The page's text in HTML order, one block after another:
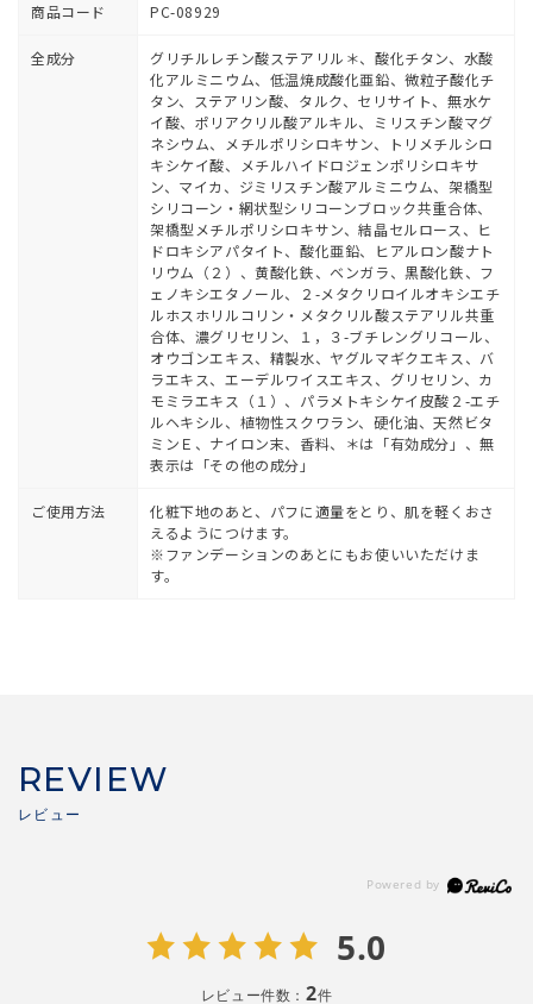
商品コード PC-08929
全成分
グリチルレチン酸ステアリル＊、酸化チタン、水酸
化アルミニウム、低温焼成酸化亜鉛、微粒子酸化チ
タン、ステアリン酸、タルク、セリサイト、無水ケ
イ酸、ポリアクリル酸アルキル、ミリスチン酸マグ
ネシウム、メチルポリシロキサン、トリメチルシロ
キシケイ酸、メチルハイドロジェンポリシロキサ
ン、マイカ、ジミリスチン酸アルミニウム、架橋型
シリコーン・網状型シリコーンブロック共重合体、
架橋型メチルポリシロキサン、結晶セルロース、ヒ
ドロキシアパタイト、酸化亜鉛、ヒアルロン酸ナト
リウム（２）、黄酸化鉄、ベンガラ、黒酸化鉄、フ
ェノキシエタノール、２-メタクリロイルオキシエチ
ルホスホリルコリン・メタクリル酸ステアリル共重
合体、濃グリセリン、１，３-ブチレングリコール、
オウゴンエキス、精製水、ヤグルマギクエキス、バ
ラエキス、エーデルワイスエキス、グリセリン、カ
モミラエキス（１）、パラメトキシケイ皮酸２-エチ
ルヘキシル、植物性スクワラン、硬化油、天然ビタ
ミンＥ、ナイロン末、香料、＊は「有効成分」、無
表示は「その他の成分」
ご使用方法
化粧下地のあと、パフに適量をとり、肌を軽くおさ
えるようにつけます。
※ファンデーションのあとにもお使いいただけま
す。
REVIEW
5.0
レビュー件数： 2件